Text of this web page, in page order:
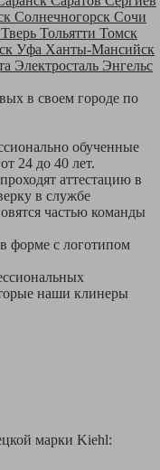
Солнечногорск Сочи
Тверь Тольятти Томск
Уфа Ханты-Мансийск
Электросталь Энгельс
в своем городе по
обученные
24 до 40 лет.
аттестацию в
в службе
частью команды
форме с логотипом
наши клинеры
марки Kiehl: